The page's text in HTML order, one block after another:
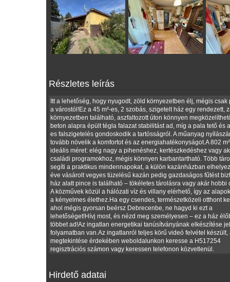
Részletes leírás
Itt a lehetőség, hogy nyugodt, zöld környezetben élj, mégis csak
a várostól!Ez a 45 m²-es, 2 szobás, szigetelt ház egy rendezett,
környezetben található, aszfaltozott úton könnyen
beton alapra épült tégla falazat stabilitást ad, míg a pala tető és
es falszigetelés gondoskodik a tartósságról. A műanyag
tovább növelik a komfortot és az energiahatékonyságot.A 802
ideális méret: elég nagy a pihenéshez, kertészkedéshez vagy
családi programokhoz, mégis könnyen karbantartható. Több
segíti a praktikus mindennapokat, a külön kazánházban
éve vásárolt vegyes tüzelésű kazán pedig gazdaságos fűtést
ház alatt pince is található – tökéletes tárolásra vagy akár hobbi
A közművek közül a hálózati víz és villany elérhető, így az
a kényelmes élethez.Ha egy csendes, természetközeli otthont
ahol mégis gyorsan beérsz Debrecenbe, ne hagyd ki ezt a
lehetőséget!Hívj most, és nézd meg személyesen – ez a ház
többet ad!Az ingatlan energetikai tanúsítványának elkészítése
folyamatban van.Az ingatlanról teljes körű videó felvétel készült,
megtekintése érdekében weboldalunkon keresse a H517254
regisztrációs számon vagy keressen telefonon közvetlenül.
Hirdető adatai